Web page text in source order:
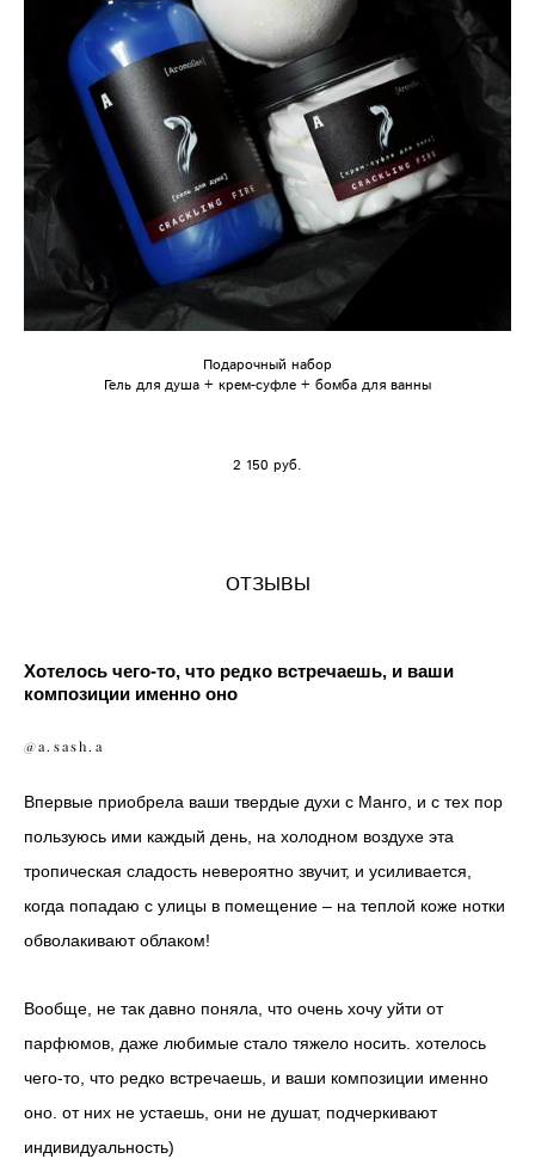
Подарочный набор
Гель для душа + крем-суфле + бомба для ванны
2 150 pуб.
ОТЗЫВЫ
Хотелось чего-то, что редко встречаешь, и ваши
композиции именно оно
@a.sash.a
Впервые приобрела ваши твердые духи с Манго, и с тех пор
пользуюсь ими каждый день, на холодном воздухе эта
тропическая сладость невероятно звучит, и усиливается,
когда попадаю с улицы в помещение – на теплой коже нотки
обволакивают облаком!
Вообще, не так давно поняла, что очень хочу уйти от
парфюмов, даже любимые стало тяжело носить. хотелось
чего-то, что редко встречаешь, и ваши композиции именно
оно. от них не устаешь, они не душат, подчеркивают
индивидуальность)